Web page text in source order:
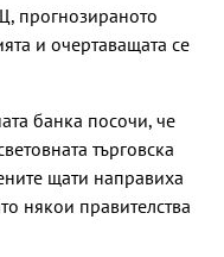
прогнозираното
и очертаващата се
банка посочи, че
търговска
щати направиха
някои правителства